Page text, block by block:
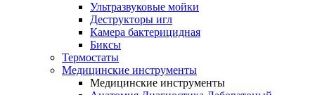
Ультразвуковые мойки
Деструкторы игл
Камера бактерицидная
Биксы
Термостаты
Медицинские инструменты
Медицинские инструменты